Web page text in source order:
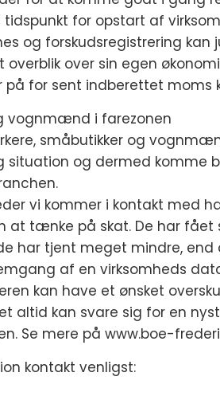
for opstart af
og forskudsregistrering kan
over sin egen
for sent indberettet moms
vognmænd i farezonen
småbutikker og
situation og dermed komme
vi kommer i kontakt med
tænke på skat. De har fået
har tjent meget mindre, end
af en virksomheds
kan have et ønsket
altid kan svare sig for en
Se mere på www.boe-
kontakt venligst: